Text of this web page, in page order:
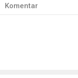
Komentar